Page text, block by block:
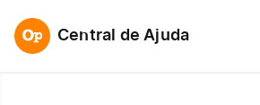
Central de Ajuda